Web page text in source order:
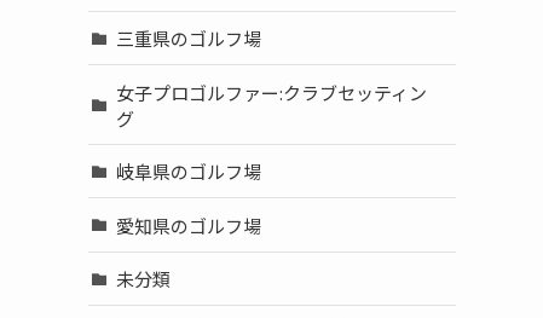
三重県のゴルフ場
女子プロゴルファー:クラブセッティン
グ
岐阜県のゴルフ場
愛知県のゴルフ場
未分類